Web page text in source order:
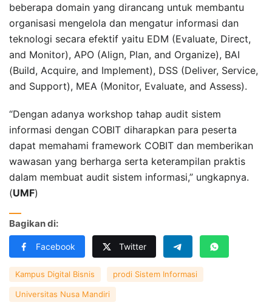
beberapa domain yang dirancang untuk membantu
organisasi mengelola dan mengatur informasi dan
teknologi secara efektif yaitu EDM (Evaluate, Direct,
and Monitor), APO (Align, Plan, and Organize), BAI
(Build, Acquire, and Implement), DSS (Deliver, Service,
and Support), MEA (Monitor, Evaluate, and Assess).
“Dengan adanya workshop tahap audit sistem
informasi dengan COBIT diharapkan para peserta
dapat memahami framework COBIT dan memberikan
wawasan yang berharga serta keterampilan praktis
dalam membuat audit sistem informasi,” ungkapnya.
(UMF)
Bagikan di:
Facebook Twitter
Kampus Digital Bisnis prodi Sistem Informasi
Universitas Nusa Mandiri